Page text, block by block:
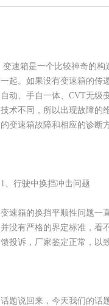
变速箱是一个比较神奇的
一起。如果没有变速箱的传
自动、手自一体、CVT无级
技术不同，所以出现故障的
的变速箱故障和相应的诊断
1、行驶中换挡冲击问题
变速箱的换挡平顺性问题一
并没有严格的界定标准，看
馈投诉，厂家鉴定正常，以
话题说回来，今天我们的话